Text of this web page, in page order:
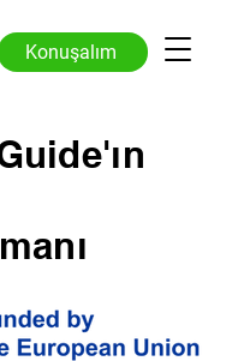
Konuşalım